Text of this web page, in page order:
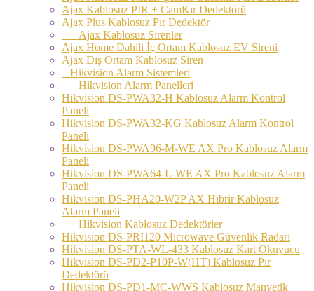
Ajax Kablosuz PIR + CamKır Dedektörü
Ajax Plus Kablosuz Pır Dedektör
Ajax Kablosuz Sirenler
Ajax Home Dahili İç Ortam Kablosuz EV Sireni
Ajax Dış Ortam Kablosuz Siren
Hikvision Alarm Sistemleri
Hikvision Alarm Panelleri
Hikvision DS-PWA32-H Kablosuz Alarm Kontrol
Paneli
Hikvision DS-PWA32-KG Kablosuz Alarm Kontrol
Paneli
Hikvision DS-PWA96-M-WE AX Pro Kablosuz Alarm
Paneli
Hikvision DS-PWA64-L-WE AX Pro Kablosuz Alarm
Paneli
Hikvision DS-PHA20-W2P AX Hibrir Kablosuz
Alarm Paneli
Hikvision Kablosuz Dedektörler
Hikvision DS-PRI120 Microwave Güvenlik Radarı
Hikvision DS-PTA-WL-433 Kablosuz Kart Okuyucu
Hikvision DS-PD2-P10P-W(HT) Kablosuz Pır
Dedektörü
Hikvision DS-PD1-MC-WWS Kablosuz Manyetik